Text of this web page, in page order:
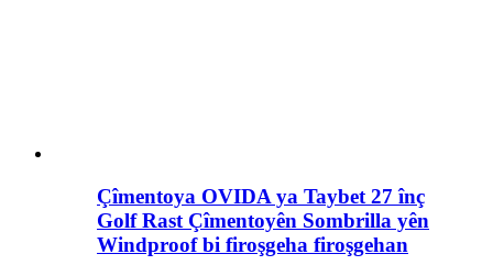
Çîmentoya OVIDA ya Taybet 27 înç
Golf Rast Çîmentoyên Sombrilla yên
Windproof bi firoşgeha firoşgehan